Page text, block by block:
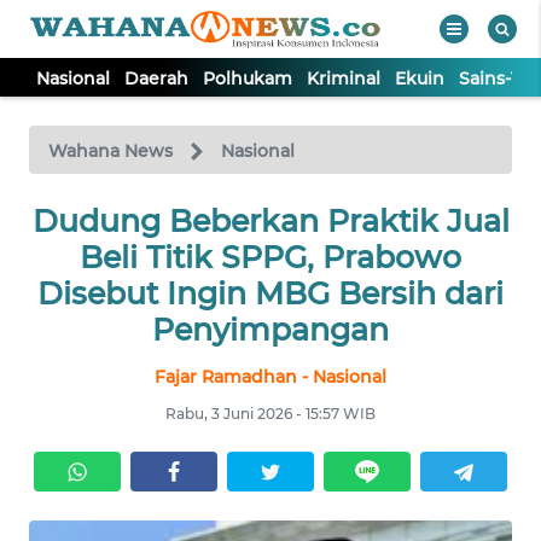
Nasional Daerah Polhukam Kriminal Ekuin Sains-
Wahana News Nasional
Dudung Beberkan Praktik Jual
Beli Titik SPPG, Prabowo
Disebut Ingin MBG Bersih dari
Penyimpangan
Fajar Ramadhan - Nasional
Rabu, 3 Juni 2026 - 15:57 WIB
TV
Tutup
NASIONAL
DAERAH
EKUIN